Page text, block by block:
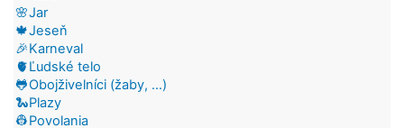
🌸Jar
🍁Jeseň
🎉Karneval
🫀Ľudské telo
🐸Obojživelníci (žaby, ...)
🐍Plazy
👷Povolania